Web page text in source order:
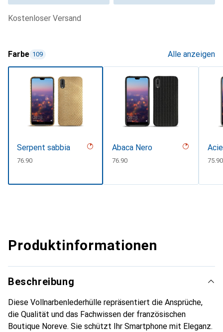
kostenloser Versand
Farbe 109 Alle anzeigen
Serpent sabbia
CHF
76.90
Abaca Nero
CHF
76.90 CHF
75.90
Produktinformationen
Beschreibung
Diese Vollnarbenlederhülle repräsentiert die Ansprüche,
die Qualität und das Fachwissen der französischen
Boutique Noreve. Sie schützt Ihr Smartphone mit Eleganz.